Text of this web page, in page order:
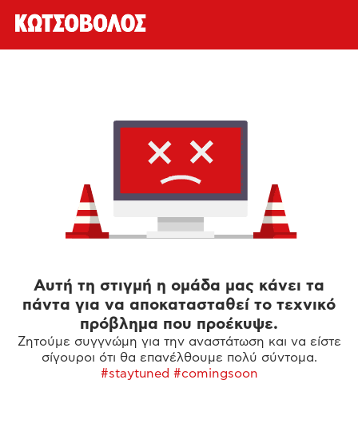
Αυτή τη στιγμή η ομάδα μας κάνει τα
πάντα για να αποκατασταθεί το τεχνικό
πρόβλημα που προέκυψε.
Ζητούμε συγγνώμη για την αναστάτωση και να είστε
σίγουροι ότι θα επανέλθουμε πολύ σύντομα.
#staytuned #comingsoon